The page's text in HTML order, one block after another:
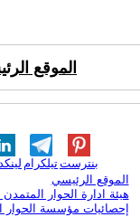
الموقع
تيلكرامبنترست
الموقع الرئيسي
هيئة ادارة الحوار المتمدن
إحصائيات مؤسسة الحوار